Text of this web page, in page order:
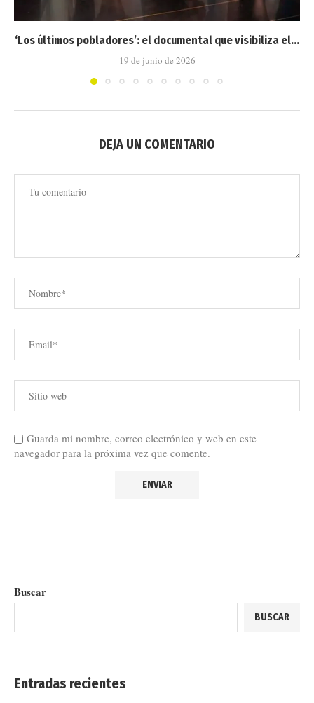
‘Los últimos pobladores’: el documental que visibiliza el...
19 de junio de 2026
DEJA UN COMENTARIO
Guarda mi nombre, correo electrónico y web en este
navegador para la próxima vez que comente.
Buscar
BUSCAR
Entradas recientes